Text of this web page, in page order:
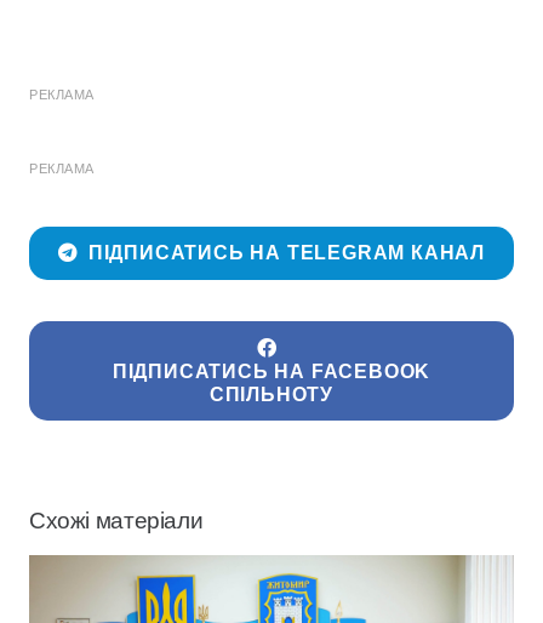
РЕКЛАМА
РЕКЛАМА
ПІДПИСАТИСЬ НА TELEGRAM КАНАЛ
ПІДПИСАТИСЬ НА FACEBOOK
СПІЛЬНОТУ
Схожі матеріали